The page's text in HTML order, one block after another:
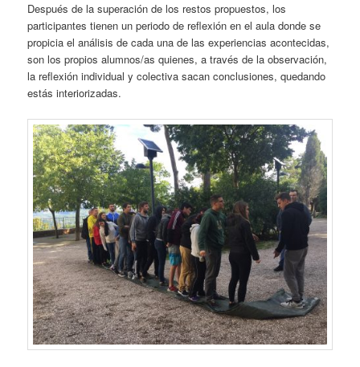
Después de la superación de los restos propuestos, los
participantes tienen un periodo de reflexión en el aula donde se
propicia el análisis de cada una de las experiencias acontecidas,
son los propios alumnos/as quienes, a través de la observación,
la reflexión individual y colectiva sacan conclusiones, quedando
estás interiorizadas.